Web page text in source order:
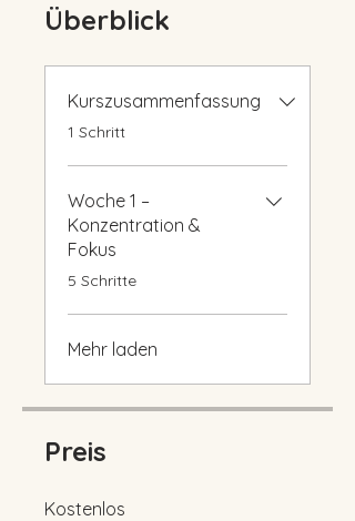
Überblick
Kurszusammenfassung
.1 Schritt
Woche 1 –
Konzentration &
Fokus
.5 Schritte
Mehr laden
Preis
Kostenlos